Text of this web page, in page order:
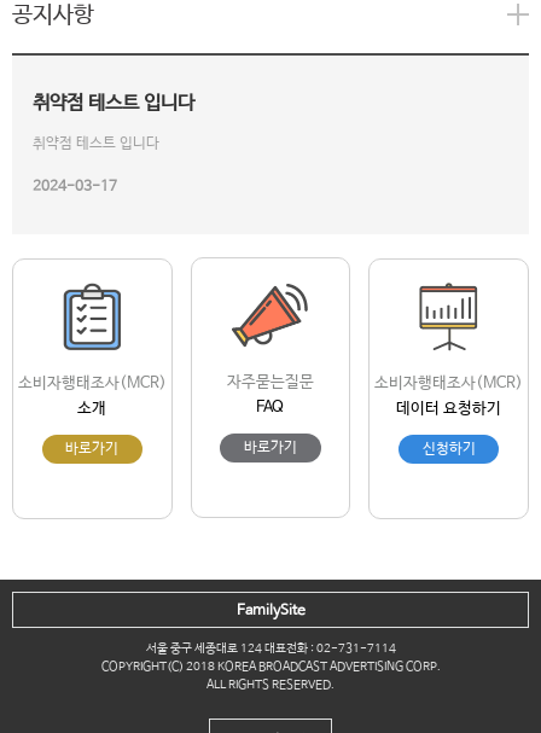
공지사항
취약점 테스트 입니다
취약점 테스트 입니다
2024-03-17
소비자행태조사(MCR)
소개
바로가기
자주묻는질문
FAQ
바로가기
소비자행태조사(MCR)
데이터 요청하기
신청하기
서울 중구 세종대로 124 대표전화 : 02-731-7114
COPYRIGHT(C) 2018 KOREA BROADCAST ADVERTISING CORP.
ALL RIGHTS RESERVED.
FamilySite